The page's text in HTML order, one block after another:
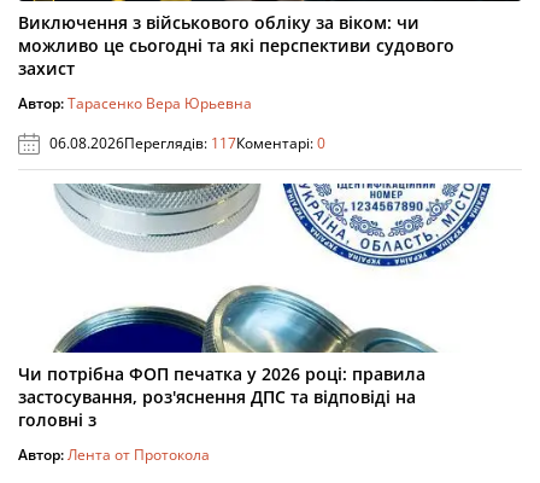
Виключення з військового обліку за віком: чи
можливо це сьогодні та які перспективи судового
захист
Автор:Тарасенко Вера Юрьевна
06.08.2026Переглядів: 117Коментарі:0
Чи потрібна ФОП печатка у 2026 році: правила
застосування, роз'яснення ДПС та відповіді на
головні з
Автор:Лента от Протокола